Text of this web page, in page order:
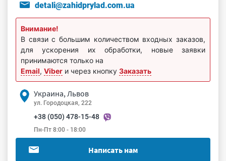
detali@zahidprylad.com.ua
Внимание!
В связи с большим количеством входных заказов,
для ускорения их обработки, новые заявки
принимаются только на
Email, Viber и через кнопку Заказать
Украина, Львов
ул. Городоцкая, 222
+38 (050) 478-15-48
Пн-Пт 8:00 - 18:00
Написать нам